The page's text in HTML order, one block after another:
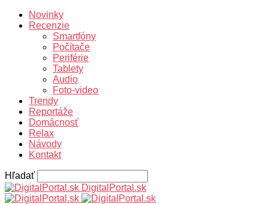
Novinky
Recenzie
Smartfóny
Počítače
Periférie
Tablety
Audio
Foto-video
Trendy
Reportáže
Domácnosť
Relax
Návody
Kontakt
Hľadať
DigitalPortal.sk